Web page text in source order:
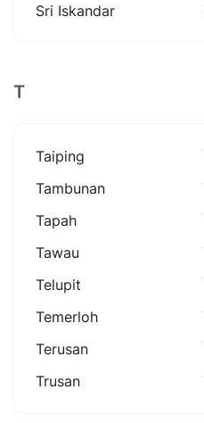
Sri Iskandar
T
Taiping
Tambunan
Tapah
Tawau
Telupit
Temerloh
Terusan
Trusan